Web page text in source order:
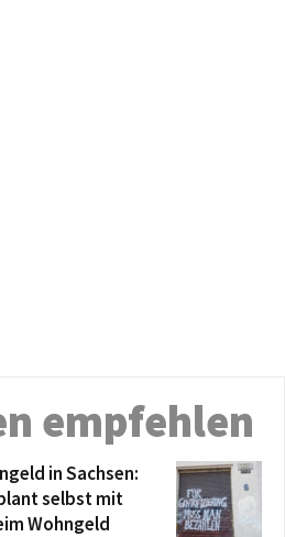
empfehlen
in Sachsen:
selbst mit
Wohngeld